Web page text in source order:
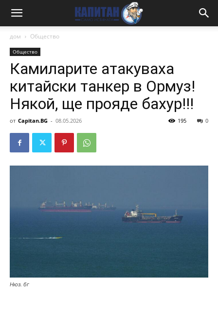
дом Общество
Общество
Камиларите атакуваха
китайски танкер в Ормуз!
Някой, ще прояде бахур!!!
от Capitan.BG - 08.05.2026 0
195
Нюз. бг